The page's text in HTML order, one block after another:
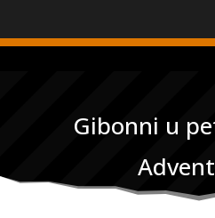
Gibonni u